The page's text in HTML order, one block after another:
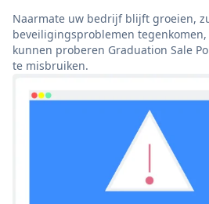
Naarmate uw bedrijf blijft groeien,
beveiligingsproblemen tegenkomen,
kunnen proberen Graduation Sale
te misbruiken.